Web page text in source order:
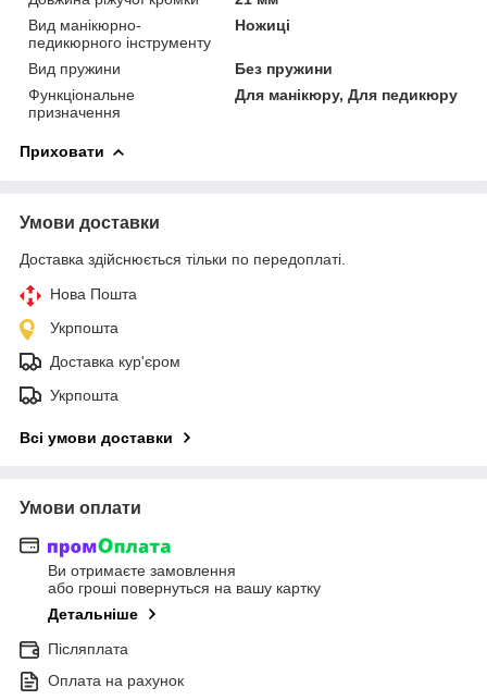
Вид манікюрно-
педикюрного інструменту
Ножиці
Вид пружини
Без пружини
Функціональне
призначення
Для манікюру, Для педикюру
Приховати
Умови доставки
Доставка здійснюється тільки по передоплаті.
Нова Пошта
Укрпошта
Доставка кур'єром
Укрпошта
Всі умови доставки
Умови оплати
Ви отримаєте замовлення
або гроші повернуться на вашу картку
Детальніше
Післяплата
Оплата на рахунок